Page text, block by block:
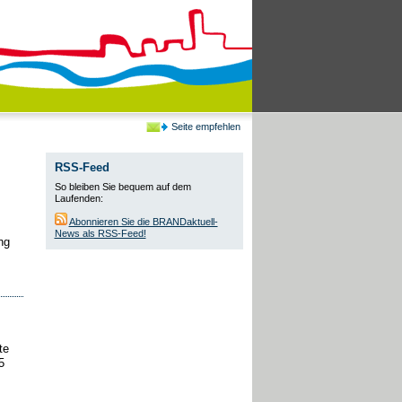
Seite empfehlen
RSS-Feed
So bleiben Sie bequem auf dem
Laufenden:
Abonnieren Sie die BRANDaktuell-
News als RSS-Feed!